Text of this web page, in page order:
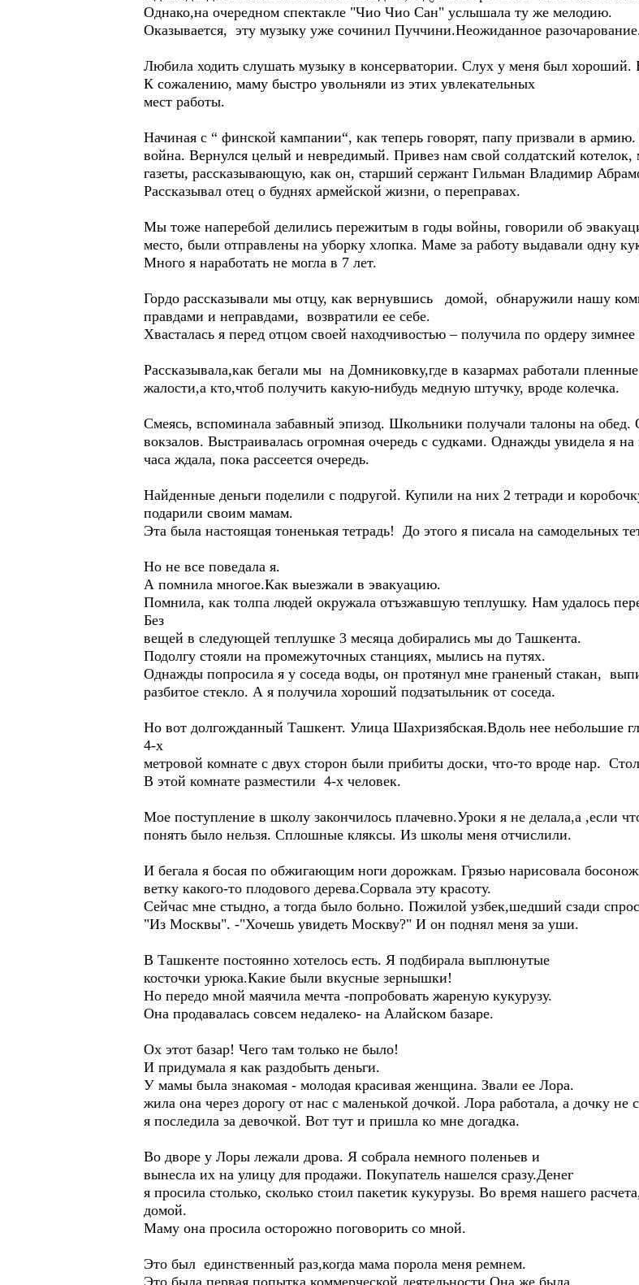
Однако,на очередном спектакле "Чио Чио Сан" услышала ту же мелодию.
Оказывается, эту музыку уже сочинил Пуччини.Неожиданное
Любила ходить слушать музыку в консерватории. Слух у меня был хороший.
К сожалению, маму быстро увольняли из этих увлекательных
мест работы.
Начиная с “ финской кампании“, как теперь говорят, папу призвали в армию.
война. Вернулся целый и невредимый. Привез нам свой солдатский котелок,
газеты, рассказывающую, как он, старший сержант Гильман Владимир
Рассказывал отец о буднях армейской жизни, о переправах.
Мы тоже наперебой делились пережитым в годы войны, говорили об
место, были отправлены на уборку хлопка. Маме за работу выдавали одну
Много я наработать не могла в 7 лет.
Гордо рассказывали мы отцу, как вернувшись домой, обнаружили нашу
правдами и неправдами, возвратили ее себе.
Хвасталась я перед отцом своей находчивостью – получила по ордеру
Рассказывала,как бегали мы на Домниковку,где в казармах работали
жалости,а кто,чтоб получить какую-нибудь медную штучку, вроде колечка.
Смеясь, вспоминала забавный эпизод. Школьники получали талоны на обед.
вокзалов. Выстраивалась огромная очередь с судками. Однажды увидела я
часа ждала, пока рассеется очередь.
Найденные деньги поделили с подругой. Купили на них 2 тетради и
подарили своим мамам.
Эта была настоящая тоненькая тетрадь! До этого я писала на самодельных
Но не все поведала я.
А помнила многое.Как выезжали в эвакуацию.
Помнила, как толпа людей окружала отъзжавшую теплушку. Нам удалось
Без
вещей в следующей теплушке 3 месяца добирались мы до Ташкента.
Подолгу стояли на промежуточных станциях, мылись на путях.
Однажды попросила я у соседа воды, он протянул мне граненый стакан,
разбитое стекло. А я получила хороший подзатыльник от соседа.
Но вот долгожданный Ташкент. Улица Шахризябская.Вдоль нее небольшие
4-х
метровой комнате с двух сторон были прибиты доски, что-то вроде нар.
В этой комнате разместили 4-х человек.
Мое поступление в школу закончилось плачевно.Уроки я не делала,а ,если
понять было нельзя. Сплошные кляксы. Из школы меня отчислили.
И бегала я босая по обжигающим ноги дорожкам. Грязью нарисовала
ветку какого-то плодового дерева.Сорвала эту красоту.
Сейчас мне стыдно, а тогда было больно. Пожилой узбек,шедший сзади
"Из Москвы". -"Хочешь увидеть Москву?" И он поднял меня за уши.
В Ташкенте постоянно хотелось есть. Я подбирала выплюнутые
косточки урюка.Какие были вкусные зернышки!
Но передо мной маячила мечта -попробовать жареную кукурузу.
Она продавалась совсем недалеко- на Алайском базаре.
Ох этот базар! Чего там только не было!
И придумала я как раздобыть деньги.
У мамы была знакомая - молодая красивая женщина. Звали ее Лора.
жила она через дорогу от нас с маленькой дочкой. Лора работала, а дочку
я последила за девочкой. Вот тут и пришла ко мне догадка.
Во дворе у Лоры лежали дрова. Я собрала немного поленьев и
вынесла их на улицу для продажи. Покупатель нашелся сразу.Денег
я просила столько, сколько стоил пакетик кукурузы. Во время нашего
домой.
Маму она просила осторожно поговорить со мной.
Это был единственный раз,когда мама порола меня ремнем.
Это была первая попытка коммерческой деятельности.Она же была